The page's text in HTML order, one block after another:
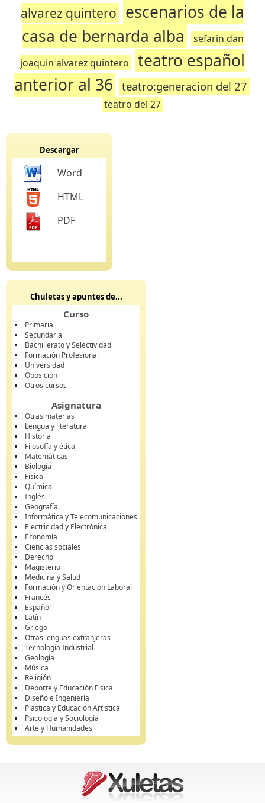
alvarez quintero escenarios de la
casa de bernarda alba
sefarin dan
joaquin alvarez quintero
teatro español
anterior al 36
teatro:generacion del 27
teatro del 27
Descargar
Word
HTML
PDF
Chuletas y apuntes de...
Curso
Primaria
Secundaria
Bachillerato y Selectividad
Formación Profesional
Universidad
Oposición
Otros cursos
Asignatura
Otras materias
Lengua y literatura
Historia
Filosofía y ética
Matemáticas
Biología
Física
Química
Inglés
Geografía
Informática y Telecomunicaciones
Electricidad y Electrónica
Economía
Ciencias sociales
Derecho
Magisterio
Medicina y Salud
Formación y Orientación Laboral
Francés
Español
Latín
Griego
Otras lenguas extranjeras
Tecnología Industrial
Geología
Música
Religión
Deporte y Educación Física
Diseño e Ingeniería
Plástica y Educación Artística
Psicología y Sociología
Arte y Humanidades